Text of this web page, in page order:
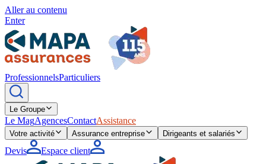
Aller au contenu
Enter
ProfessionnelsParticuliers
Le Groupe
Le MagAgencesContactAssistance
Votre activité Assurance entreprise Dirigeants et salariés
Devis Espace client